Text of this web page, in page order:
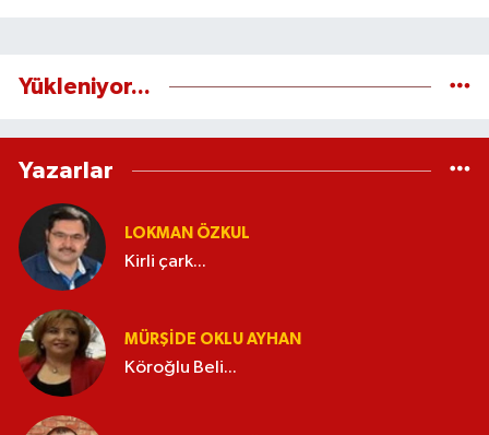
Yükleniyor...
Yazarlar
LOKMAN ÖZKUL
Kirli çark...
MÜRŞIDE OKLU AYHAN
Köroğlu Beli...